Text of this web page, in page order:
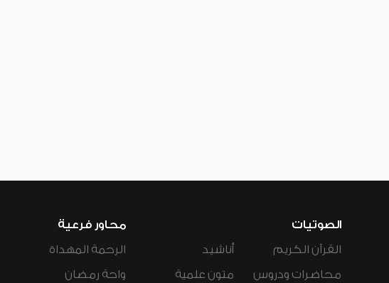
الصوتيات
القرآن الكريم
محاضرات ودروس
أناشيد
متون علمية
محاور فرعية
الرحمة المهداة
واحة رمضان